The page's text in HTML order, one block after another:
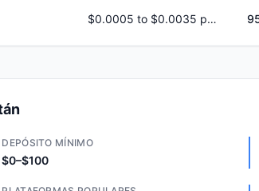
$0.0005 to $0.0035 per share
DEPÓSITO MÍNIMO
$0–$100